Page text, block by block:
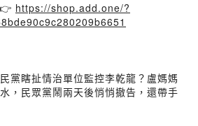
https://shop.add.one/?
黨瞎扯情治單位監控李乾龍？盧媽媽
，民眾黨鬧兩天後悄悄撤告，還帶手